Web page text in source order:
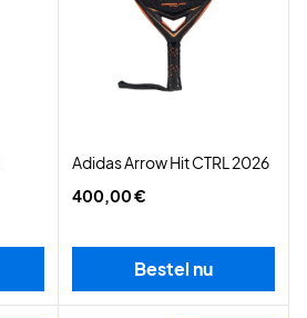
Adidas Arrow Hit CTRL 2026
400,00 €
Bestel nu